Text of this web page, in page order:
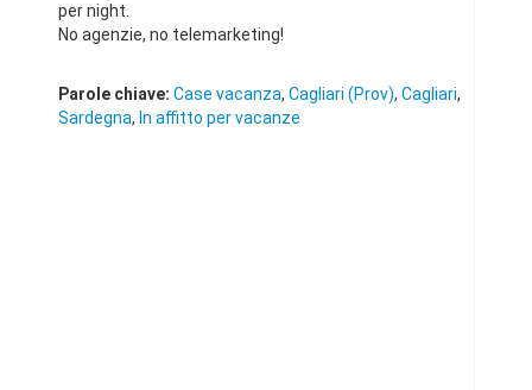
per night.
No agenzie, no telemarketing!
Parole chiave: Case vacanza, Cagliari (Prov), Cagliari,
Sardegna, In affitto per vacanze